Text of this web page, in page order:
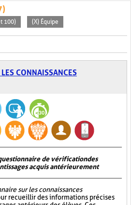
100) (X) Équipe
CONNAISSANCES
de vérification des
acquis antérieurement
sur les connaissances
recueillir des informations précises